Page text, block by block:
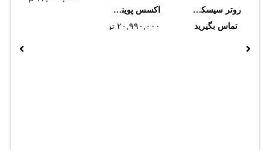
روتر سيسکو مدل 4451-X/K9
تماس بگیرید
اکسس پوینت سقفی و دیواری میکروتیک مدل cAP ac
۲۰,۹۹۰,۰۰۰ تومان